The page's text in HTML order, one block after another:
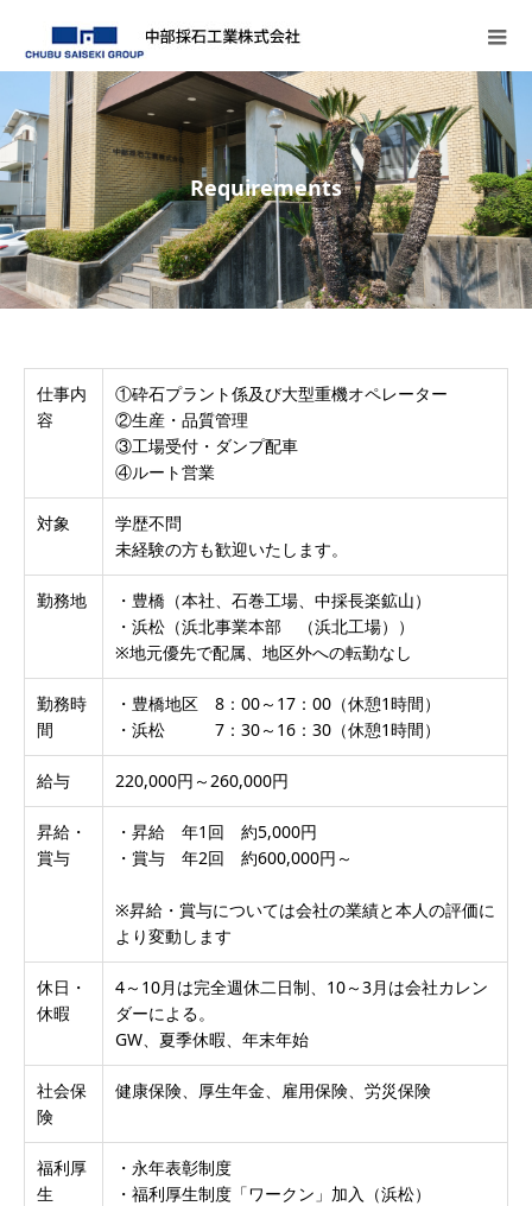
Requirements
仕事内
容
①砕石プラント係及び大型重機オペレーター
②生産・品質管理
③工場受付・ダンプ配車
④ルート営業
対象
学歴不問
未経験の方も歓迎いたします。
勤務地
・豊橋（本社、石巻工場、中採長楽鉱山）
・浜松（浜北事業本部 （浜北工場））
※地元優先で配属、地区外への転勤なし
勤務時
間
・豊橋地区 8：00～17：00（休憩1時間）
・浜松 7：30～16：30（休憩1時間）
給与 220,000円～260,000円
昇給・
賞与
・昇給 年1回 約5,000円
・賞与 年2回 約600,000円～
※昇給・賞与については会社の業績と本人の評価に
より変動します
休日・
休暇
4～10月は完全週休二日制、10～3月は会社カレン
ダーによる。
GW、夏季休暇、年末年始
社会保
険
健康保険、厚生年金、雇用保険、労災保険
福利厚
生
・永年表彰制度
・福利厚生制度「ワークン」加入（浜松）